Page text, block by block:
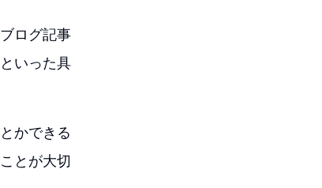
ログ記事
いった具
かできる
とが大切